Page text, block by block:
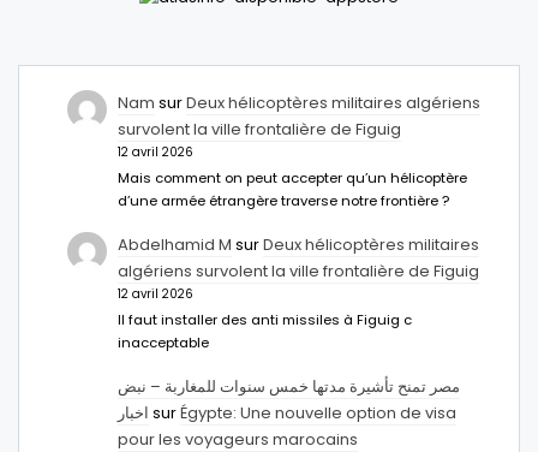
Nam surDeux hélicoptères militaires algériens
survolent la ville frontalière de Figuig
12 avril 2026
Mais comment on peut accepter qu’un hélicoptère
d’une armée étrangère traverse notre frontière ?
Abdelhamid M surDeux hélicoptères militaires
algériens survolent la ville frontalière de Figuig
12 avril 2026
Il faut installer des anti missiles à Figuig c
inacceptable
مصر تمنح تأشيرة مدتها خمس سنوات للمغاربة – نبض
اخبار surÉgypte: Une nouvelle option de visa
pour les voyageurs marocains